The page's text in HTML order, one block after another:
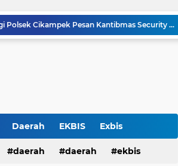
Antisipasi C3 , Patroli Pagi Polsek Cikampek Pesan Kantibmas Security Pabrik
Kapolsek Cikampek Kompol Aji Setiaji Pimpin Apel Pagi di Mapolsek Cikampek
Pria Ditemukan Meninggal Dunia di Kamar Mandi Masjid Rumah Sakit Islam Karawang, Polisi Lakukan Olah TKP
Daerah EKBIS Exbis
Polda Bali Połda Bali
daerah daerah ekbis